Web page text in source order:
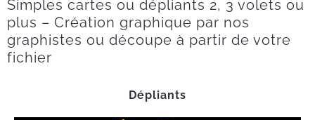
Simples cartes ou dépliants 2, 3 volets ou
plus – Création graphique par nos
graphistes ou découpe à partir de votre
fichier
Dépliants